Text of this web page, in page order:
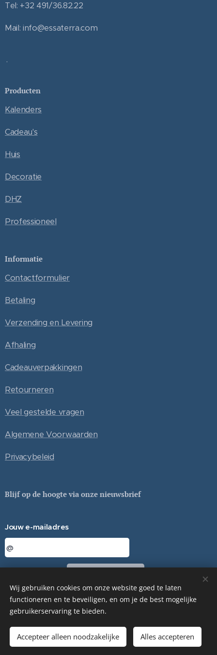
Tel: +32 491/36.82.22
Mail: info@essaterra.com
.
Producten
Kalenders
Cadeau's
Huis
Decoratie
DHZ
Professioneel
Informatie
Contactformulier
Betaling
Verzending en Levering
Afhaling
Cadeauverpakkingen
Retourneren
Veel gestelde vragen
Algemene Voorwaarden
Privacybeleid
Blijf op de hoogte via onze nieuwsbrief
Jouw e-mailadres
© ESSA TERRA - 2024 Cookies
Wij gebruiken cookies om onze website goed te laten
functioneren en te beveiligen, en om je de best mogelijke
gebruikerservaring te bieden.
Accepteer alleen noodzakelijke Alles accepteren